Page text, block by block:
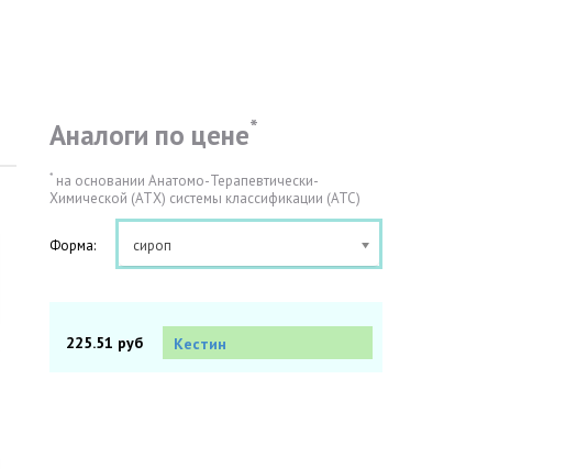
Аналоги по цене*
*на основании Анатомо-Терапевтически-
Химической (АТХ) системы классификации (АТС)
Форма: сироп
225.51 руб Кестин